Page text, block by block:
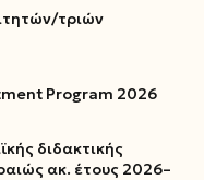
τριών
Program 2026
διδακτικής
ακ. έτους 2026–